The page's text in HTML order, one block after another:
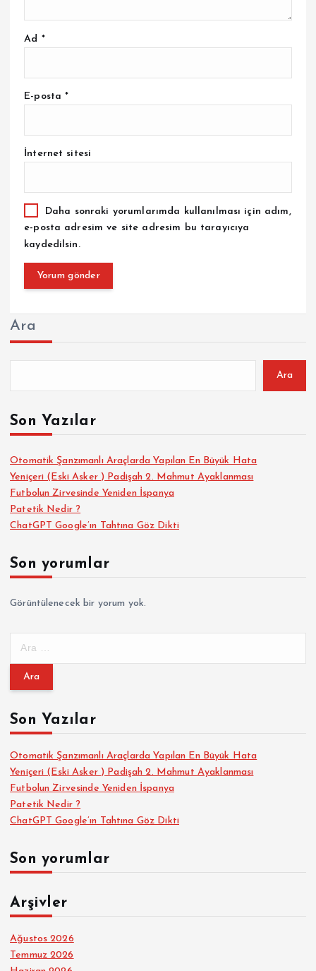
Ad *
E-posta*
İnternet sitesi
Daha sonraki yorumlarımda kullanılması için adım,
e-posta adresim ve site adresim bu tarayıcıya
kaydedilsin.
Ara
Ara
Son Yazılar
Otomatik Şanzımanlı Araçlarda Yapılan En Büyük Hata
Yeniçeri (Eski Asker ) Padişah 2. Mahmut Ayaklanması
Futbolun Zirvesinde Yeniden İspanya
Patetik Nedir ?
ChatGPT Google’ın Tahtına Göz Dikti
Son yorumlar
Görüntülenecek bir yorum yok.
m
:Son Yazılar
Otomatik Şanzımanlı Araçlarda Yapılan En Büyük Hata
Yeniçeri (Eski Asker ) Padişah 2. Mahmut Ayaklanması
Futbolun Zirvesinde Yeniden İspanya
Patetik Nedir ?
ChatGPT Google’ın Tahtına Göz Dikti
Son yorumlar
Arşivler
Ağustos 2026
Temmuz 2026